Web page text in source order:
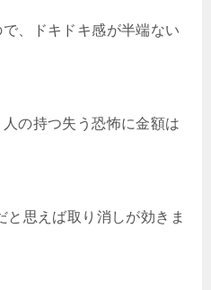
、ドキドキ感が半端ない
の持つ失う恐怖に金額は
と思えば取り消しが効きま